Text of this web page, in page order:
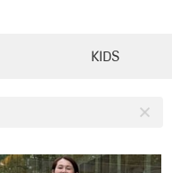
KIDS